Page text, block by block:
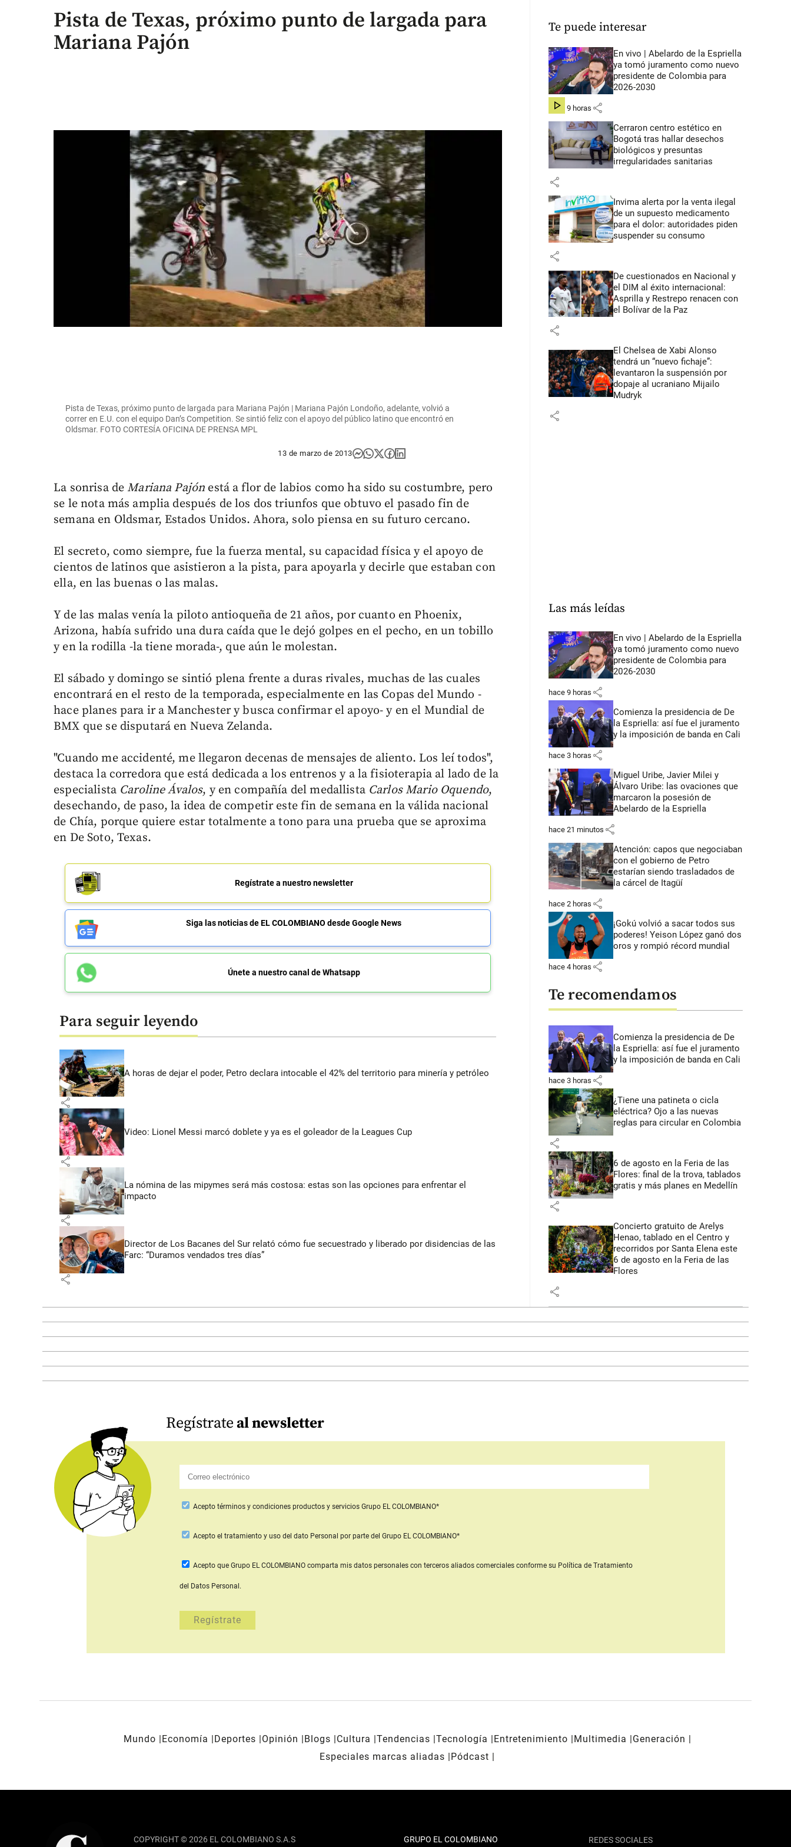
Pista de Texas, próximo punto de largada para
Mariana Pajón
Pista de Texas, próximo punto de largada para Mariana Pajón | Mariana Pajón Londoño, adelante, volvió a
correr en E.U. con el equipo Dan’s Competition. Se sintió feliz con el apoyo del público latino que encontró en
Oldsmar. FOTO CORTESÍA OFICINA DE PRENSA MPL
13 de marzo de 2013
La sonrisa de Mariana Pajón está a flor de labios como ha sido su costumbre, pero
se le nota más amplia después de los dos triunfos que obtuvo el pasado fin de
semana en Oldsmar, Estados Unidos. Ahora, solo piensa en su futuro cercano.
El secreto, como siempre, fue la fuerza mental, su capacidad física y el apoyo de
cientos de latinos que asistieron a la pista, para apoyarla y decirle que estaban con
ella, en las buenas o las malas.
Y de las malas venía la piloto antioqueña de 21 años, por cuanto en Phoenix,
Arizona, había sufrido una dura caída que le dejó golpes en el pecho, en un tobillo
y en la rodilla -la tiene morada-, que aún le molestan.
El sábado y domingo se sintió plena frente a duras rivales, muchas de las cuales
encontrará en el resto de la temporada, especialmente en las Copas del Mundo -
hace planes para ir a Manchester y busca confirmar el apoyo- y en el Mundial de
BMX que se disputará en Nueva Zelanda.
"Cuando me accidenté, me llegaron decenas de mensajes de aliento. Los leí todos",
destaca la corredora que está dedicada a los entrenos y a la fisioterapia al lado de la
especialista Caroline Ávalos, y en compañía del medallista Carlos Mario Oquendo,
desechando, de paso, la idea de competir este fin de semana en la válida nacional
de Chía, porque quiere estar totalmente a tono para una prueba que se aproxima
en De Soto, Texas.
Regístrate a nuestro newsletter
Siga las noticias de EL COLOMBIANO desde Google News
Únete a nuestro canal de Whatsapp
Para seguir leyendo
A horas de dejar el poder, Petro declara intocable el 42% del territorio para minería y petróleo
share
Video: Lionel Messi marcó doblete y ya es el goleador de la Leagues Cup
share
La nómina de las mipymes será más costosa: estas son las opciones para enfrentar el
impacto
share
Director de Los Bacanes del Sur relató cómo fue secuestrado y liberado por disidencias de las
Farc: “Duramos vendados tres días”
share
Te puede interesar
En vivo | Abelardo de la Espriella
ya tomó juramento como nuevo
presidente de Colombia para
2026-2030
hace 9 horas share
Cerraron centro estético en
Bogotá tras hallar desechos
biológicos y presuntas
irregularidades sanitarias
share
Invima alerta por la venta ilegal
de un supuesto medicamento
para el dolor: autoridades piden
suspender su consumo
share
De cuestionados en Nacional y
el DIM al éxito internacional:
Asprilla y Restrepo renacen con
el Bolívar de la Paz
share
El Chelsea de Xabi Alonso
tendrá un “nuevo fichaje”:
levantaron la suspensión por
dopaje al ucraniano Mijailo
Mudryk
share
Las más leídas
En vivo | Abelardo de la Espriella
ya tomó juramento como nuevo
presidente de Colombia para
2026-2030
hace 9 horas share
Comienza la presidencia de De
la Espriella: así fue el juramento
y la imposición de banda en Cali
hace 3 horas share
Miguel Uribe, Javier Milei y
Álvaro Uribe: las ovaciones que
marcaron la posesión de
Abelardo de la Espriella
hace 21 minutos share
Atención: capos que negociaban
con el gobierno de Petro
estarían siendo trasladados de
la cárcel de Itagüí
hace 2 horas share
¡Gokú volvió a sacar todos sus
poderes! Yeison López ganó dos
oros y rompió récord mundial
hace 4 horas share
Te recomendamos
Comienza la presidencia de De
la Espriella: así fue el juramento
y la imposición de banda en Cali
hace 3 horas share
¿Tiene una patineta o cicla
eléctrica? Ojo a las nuevas
reglas para circular en Colombia
share
6 de agosto en la Feria de las
Flores: final de la trova, tablados
gratis y más planes en Medellín
share
Concierto gratuito de Arelys
Henao, tablado en el Centro y
recorridos por Santa Elena este
6 de agosto en la Feria de las
Flores
share
Regístrateal newsletter
Acepto términos y condiciones productos y servicios Grupo EL COLOMBIANO*
Aceptoel tratamiento y uso del dato Personal por parte del Grupo EL COLOMBIANO*
Acepto que Grupo EL COLOMBIANO comparta mis datos personales con terceros aliados comercialesconforme su Política de Tratamiento
del Datos Personal.
Mundo Economía Deportes Opinión Blogs Cultura Tendencias Tecnología Entretenimiento Multimedia
Generación
Especiales marcas aliadas
Pódcast
COPYRIGHT © 2026 EL COLOMBIANO S.A.S
GRUPO EL COLOMBIANO REDES SOCIALES